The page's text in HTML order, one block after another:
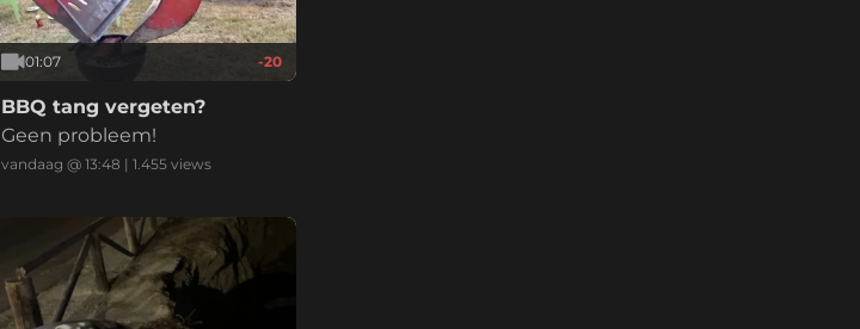
01:07 -20
BBQ tang vergeten?
Geen probleem!
vandaag @ 13:48 |1.455 views